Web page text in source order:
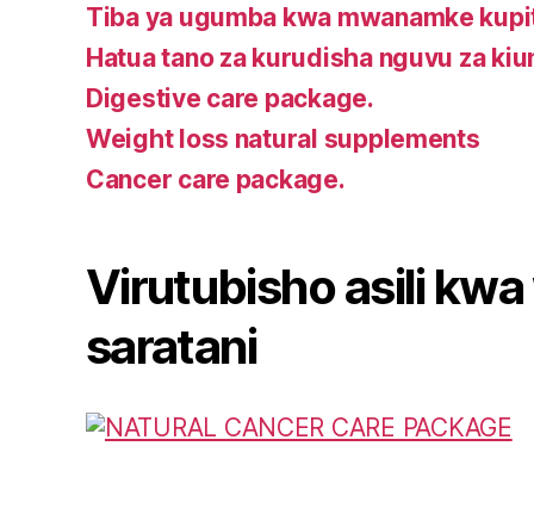
Tiba ya ugumba kwa mwanamke
Hatua tano za kurudisha nguvu za
Digestive care package.
Weight loss natural supplements
Cancer care package.
Virutubisho asili
saratani